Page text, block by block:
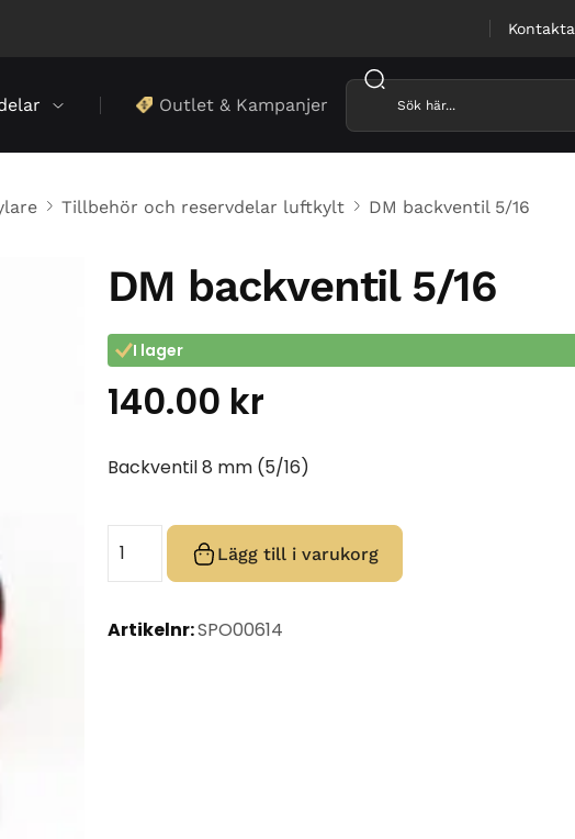
Kontakta
Outlet & Kampanjer
Tillbehör och reservdelar luftkylt DM backventil 5/16
DM backventil 5/16
I lager
140.00 kr
Backventil 8 mm (5/16)
Lägg till i varukorg
Artikelnr:SPO00614